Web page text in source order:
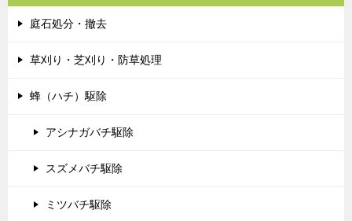
庭石処分・撤去
草刈り・芝刈り・防草処理
蜂（ハチ）駆除
アシナガバチ駆除
スズメバチ駆除
ミツバチ駆除